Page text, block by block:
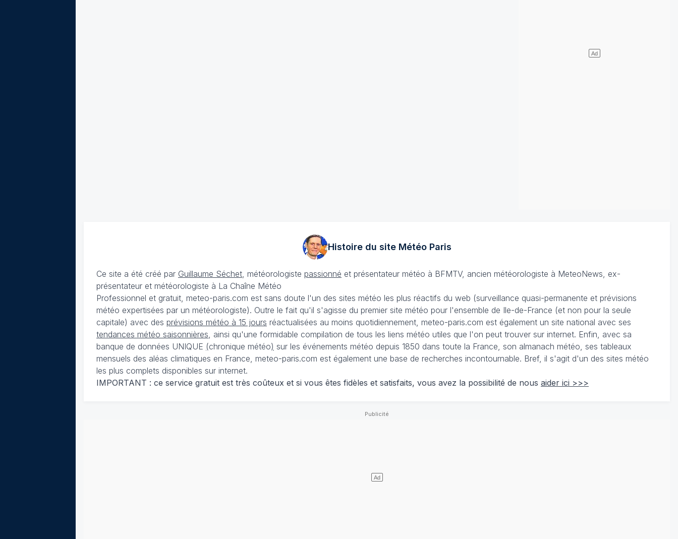
Histoire du site MétéoParis
Ce site a été créé par Guillaume Séchet , météorologiste passionné et présentateur météo à BFMTV, ancien météorologiste à MeteoNews, ex-
présentateur et météorologiste à La Chaîne Météo
Professionnel et gratuit, meteo-paris.com est sans doute l'un des sites météo les plus réactifs du web (surveillance quasi-permanente et prévisions
météo expertisées par un météorologiste). Outre le fait qu'il s'agisse du premier site météo pour l'ensemble de Ile-de-France (et non pour la seule
capitale) avec des prévisions météo à 15 jours réactualisées au moins quotidiennement, meteo-paris.com est également un site national avec ses
tendances météo saisonnières , ainsi qu'une formidable compilation de tous les liens météo utiles que l'on peut trouver sur internet. Enfin, avec sa
banque de données UNIQUE (chronique météo) sur les événements météo depuis 1850 dans toute la France, son almanach météo, ses tableaux
mensuels des aléas climatiques en France, meteo-paris.com est également une base de recherches incontournable. Bref, il s'agit d'un des sites météo
les plus complets disponibles sur internet.
IMPORTANT : ce service gratuit est très coûteux et si vous êtes fidèles et satisfaits, vous avez la possibilité de nous aider ici >>>